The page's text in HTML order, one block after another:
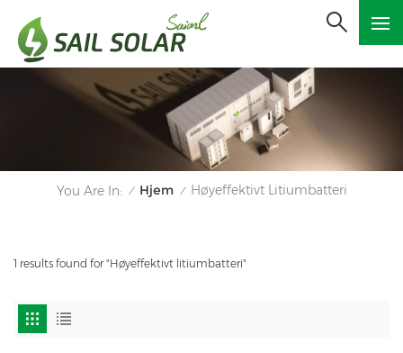
You Are In: / Hjem / Høyeffektivt Litiumbatteri
1 results found for "Høyeffektivt litiumbatteri"